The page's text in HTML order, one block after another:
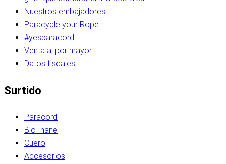
Nuestros embajadores
Paracycle your Rope
#yesparacord
Venta al por mayor
Datos fiscales
Surtido
Paracord
BioThane
Cuero
Accesorios